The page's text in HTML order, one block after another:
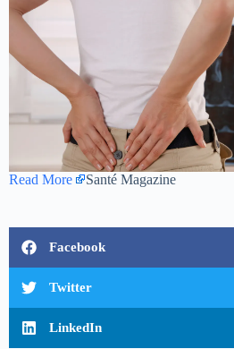
Read More Santé Magazine
Facebook
Twitter
LinkedIn